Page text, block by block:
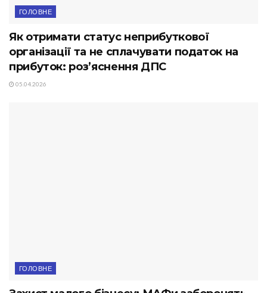
ГОЛОВНЕ
Як отримати статус неприбуткової
організації та не сплачувати податок на
прибуток: роз’яснення ДПС
05.04.2026
ГОЛОВНЕ